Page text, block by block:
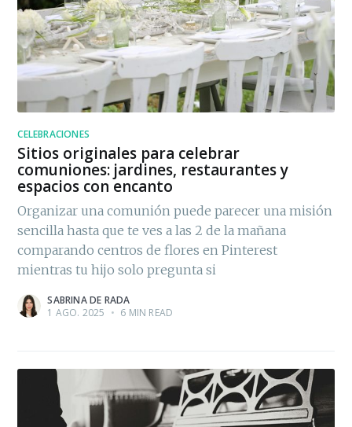
CELEBRACIONES
Sitios originales para celebrar
comuniones: jardines, restaurantes y
espacios con encanto
Organizar una comunión puede parecer una misión
sencilla hasta que te ves a las 2 de la mañana
comparando centros de flores en Pinterest
mientras tu hijo solo pregunta si
SABRINA DE RADA
1 AGO. 2025 • 6 MIN READ